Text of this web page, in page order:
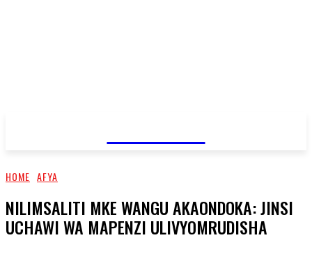
HOME AFYA
NILIMSALITI MKE WANGU AKAONDOKA: JINSI
UCHAWI WA MAPENZI ULIVYOMRUDISHA